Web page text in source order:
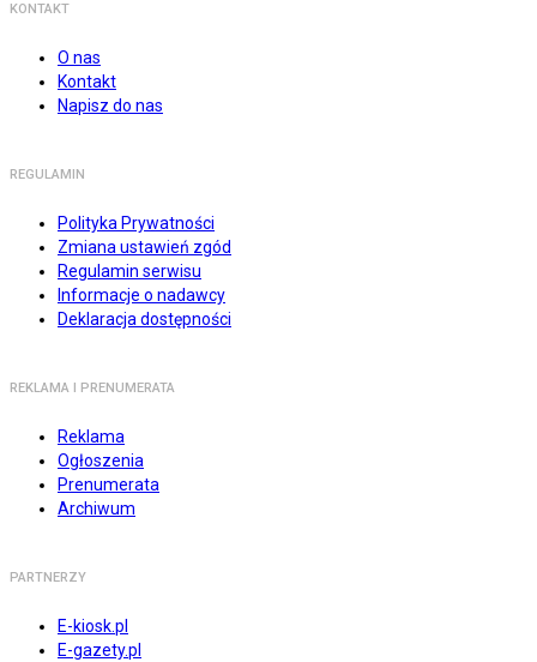
KONTAKT
O nas
Kontakt
Napisz do nas
REGULAMIN
Polityka Prywatności
Zmiana ustawień zgód
Regulamin serwisu
Informacje o nadawcy
Deklaracja dostępności
REKLAMA I PRENUMERATA
Reklama
Ogłoszenia
Prenumerata
Archiwum
PARTNERZY
E-kiosk.pl
E-gazety.pl